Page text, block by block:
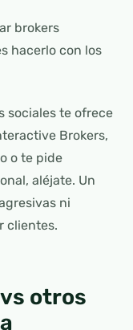
brokers
hacerlo con los
sociales te ofrece
Brokers,
o te pide
aléjate. Un
ni
clientes.
otros